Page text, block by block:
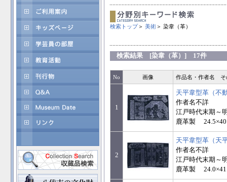
検索トップ＞ 美術＞ 染韋（革）
検索結果 [染韋（革）] 17件
No 画像 作品名・作者名 そ
1
天平韋型革（不
作者名不詳
江戸時代末期～
鹿革製
2
天平韋型革（天
作者名不詳
江戸時代末期～
鹿革製